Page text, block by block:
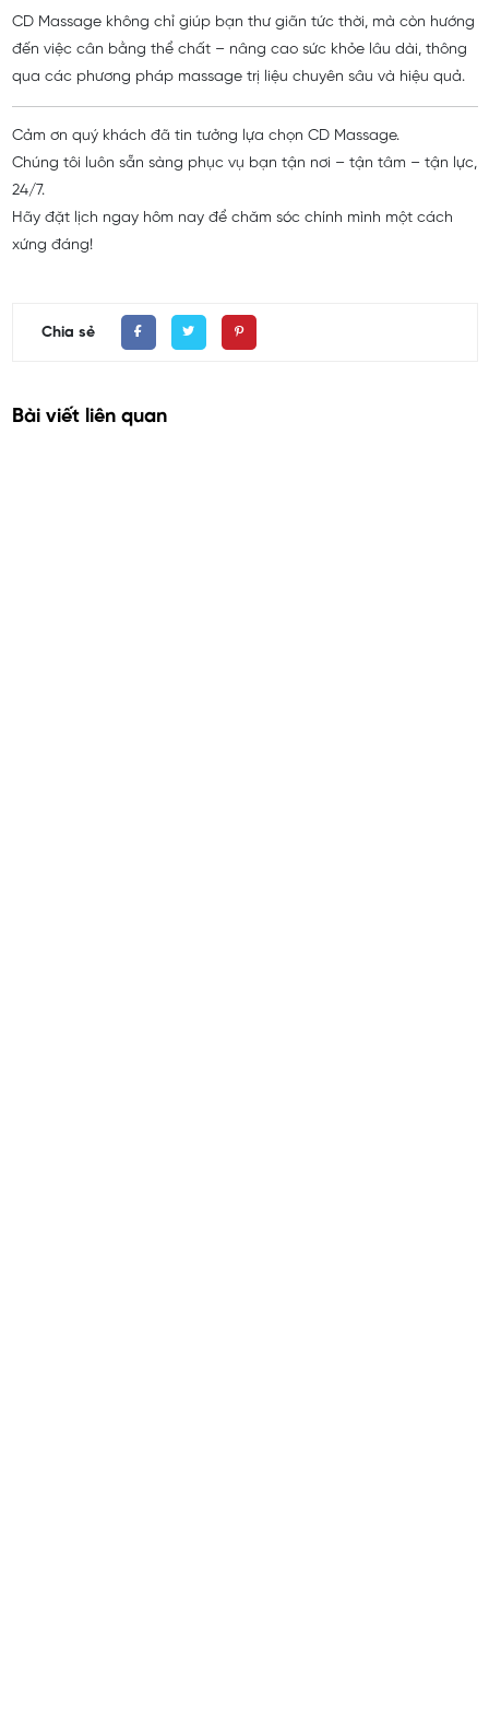
chăm sóc & phục hồi
CD Massage không chỉ giúp bạn thư giãn tức thời, mà còn hướng
đến việc cân bằng thể chất – nâng cao sức khỏe lâu dài, thông
qua các phương pháp massage trị liệu chuyên sâu và hiệu quả.
Cảm ơn quý khách đã tin tưởng lựa chọn CD Massage.
Chúng tôi luôn sẵn sàng phục vụ bạn tận nơi – tận tâm – tận lực,
24/7.
Hãy đặt lịch ngay hôm nay để chăm sóc chính mình một cách